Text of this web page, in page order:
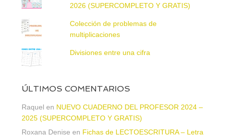
2026 (SUPERCOMPLETO Y GRATIS)
Colección de problemas de
multiplicaciones
Divisiones entre una cifra
ÚLTIMOS COMENTARIOS
Raquel en NUEVO CUADERNO DEL PROFESOR 2024 –
2025 (SUPERCOMPLETO Y GRATIS)
Roxana Denise en Fichas de LECTOESCRITURA – Letra